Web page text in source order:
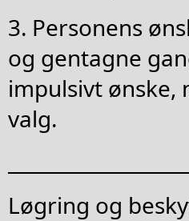
3. Personens
og gentagne
impulsivt ønske,
valg.
Løgring og